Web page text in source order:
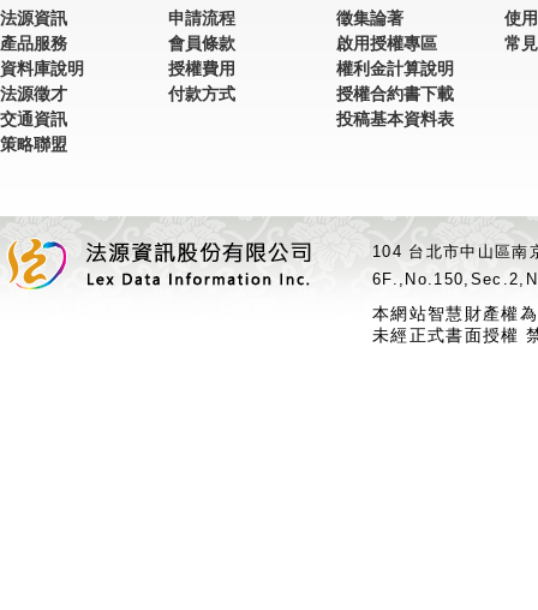
法源資訊
產品服務
資料庫說明
法源徵才
交通資訊
策略聯盟
申請流程
會員條款
授權費用
付款方式
徵集論著
啟用授權專區
權利金計算說明
授權合約書下載
投稿基本資料表
使
常
104 台北市中山區
本網站智慧財產權
未經正式書面授權